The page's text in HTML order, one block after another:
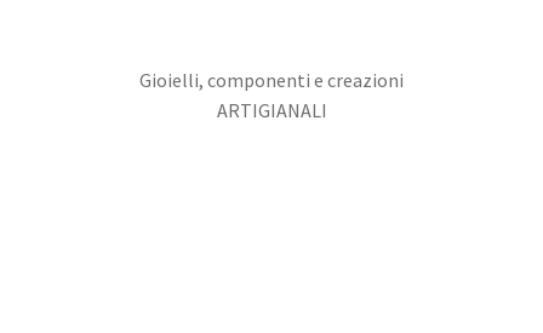
Gioielli, componenti e creazioni
ARTIGIANALI